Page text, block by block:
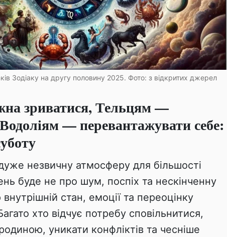
Зодіаку на другу половину 2025. Фото: з відкритих джерел
зриватися, Тельцям —
— перевантажувати себе:
незвичну атмосферу для більшості
буде не про шум, поспіх та нескінченну
стан, емоції та переоцінку
хто відчує потребу сповільнитися,
уникати конфліктів та чесніше